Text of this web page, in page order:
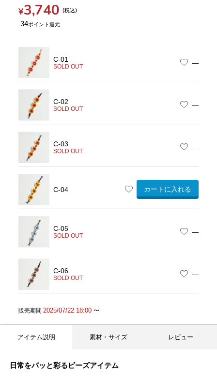
¥3,740 税込
34
C-01
SOLD OUT —
C-02
SOLD OUT —
C-03
SOLD OUT —
C-04 カートに入れる
C-05
SOLD OUT —
C-06
SOLD OUT —
販売期間 2025/07/22 18:00〜
アイテム説明 素材・サイズ レビュー
日常をパッと彩るビーズアイテム